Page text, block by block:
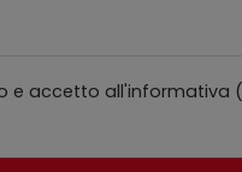
e accetto all'informativa (